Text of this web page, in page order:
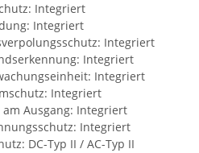
Integriert
Integriert
Integriert
Integriert
Integriert
Integriert
Ausgang: Integriert
Integriert
DC-Typ II / AC-Typ II